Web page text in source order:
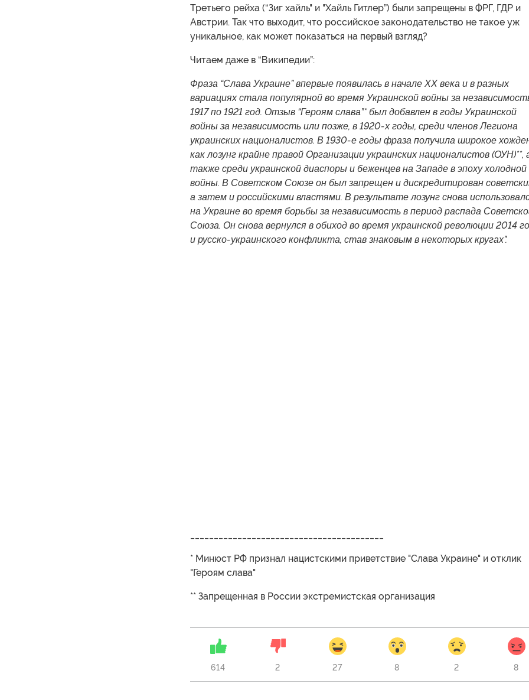
Третьего рейха (“Зиг хайль" и "Хайль Гитлер”) были запрещены в ФРГ, ГДР и
Австрии. Так что выходит, что российское законодательство не такое уж
уникальное, как может показаться на первый взгляд?
Читаем даже в “Википедии”:
Фраза “Слава Украине” впервые появилась в начале ХХ века и в разных
вариациях стала популярной во время Украинской войны за
1917 по 1921 год. Отзыв “Героям слава”* был добавлен в годы Украинской
войны за независимость или позже, в 1920-х годы, среди членов Легиона
украинских националистов. В 1930-е годы фраза получила широкое
как лозунг крайне правой Организации украинских националистов (ОУН)**,
также среди украинской диаспоры и беженцев на Западе в эпоху холодной
войны. В Советском Союзе он был запрещен и дискредитирован
а затем и российскими властями. В результате лозунг снова
на Украине во время борьбы за независимость в период распада
Союза. Он снова вернулся в обиход во время украинской революции 2014
и русско-украинского конфликта, став знаковым в некоторых кругах”.
* Минюст РФ признал нацистскими приветствие "Слава Украине" и отклик
"Героям слава"
** Запрещенная в России экстремистская организация
614 2 27 8 2 8